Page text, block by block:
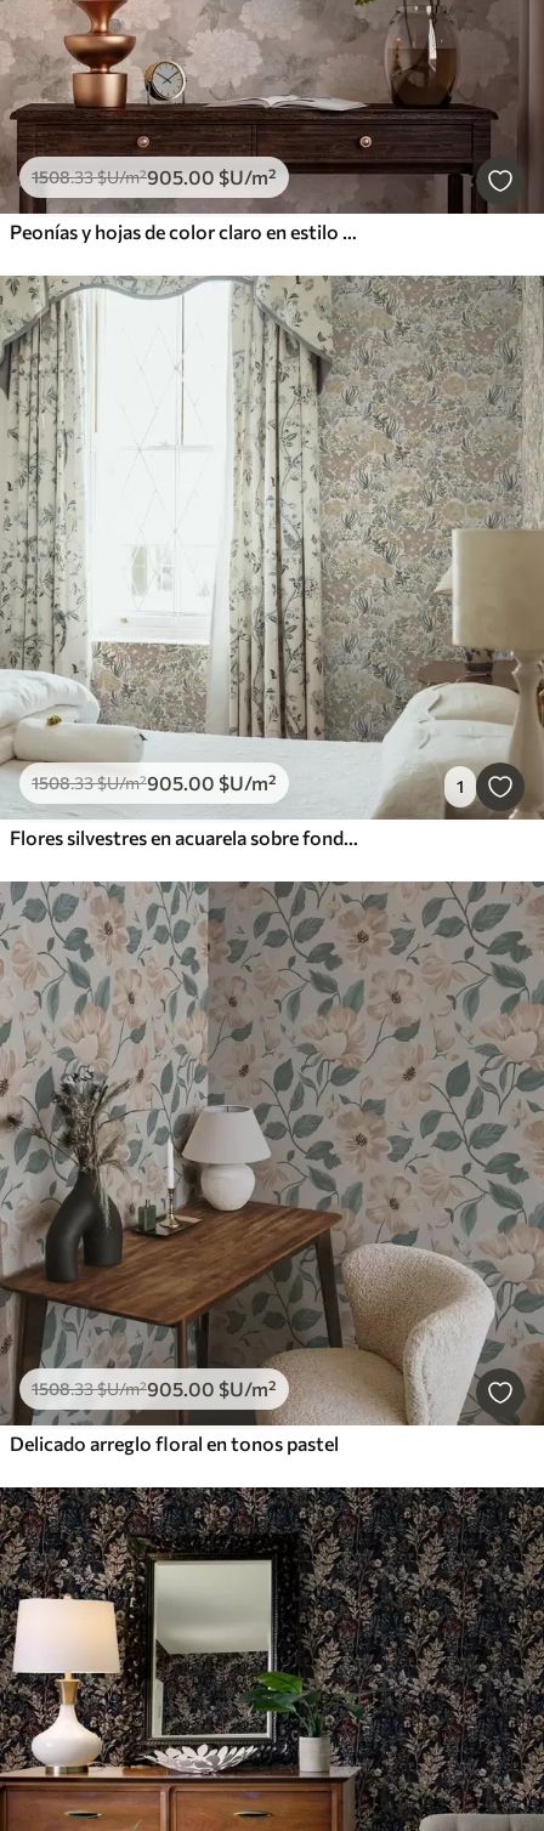
1508.33$U/m²905.00 $U/m²
Peonías y hojas de color claro en estilo grunge
1508.33$U/m²905.00 $U/m² 1
Flores silvestres en acuarela sobre fondo crema
1508.33$U/m²905.00 $U/m²
Delicado arreglo floral en tonos pastel